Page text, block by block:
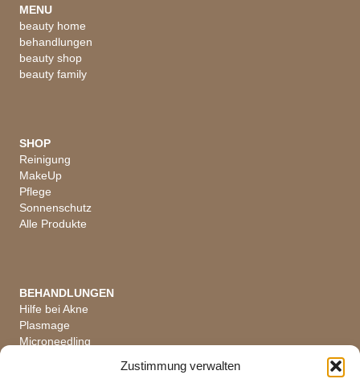
Zustimmung verwalten
MENU
beauty home
behandlungen
beauty shop
beauty family
SHOP
Reinigung
MakeUp
Pflege
Sonnenschutz
Alle Produkte
BEHANDLUNGEN
Hilfe bei Akne
Plasmage
Microneedling